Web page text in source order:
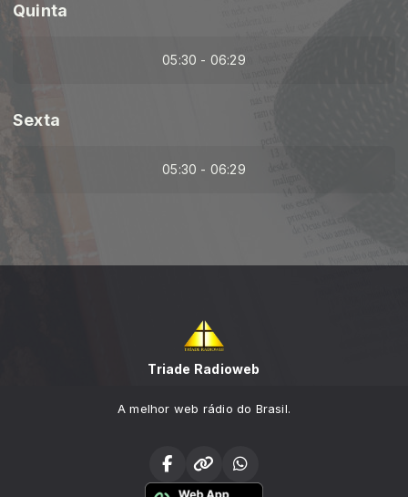
Quinta
05:30 - 06:29
Sexta
05:30 - 06:29
Triade Radioweb
A melhor web rádio do Brasil.